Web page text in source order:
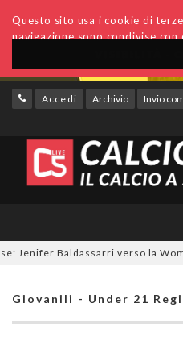
Questo sito usa i cookie di
navigazione sono condivise
Accedi Archivio Invio
Baldassarri verso la Women
Giovanili - Under 21